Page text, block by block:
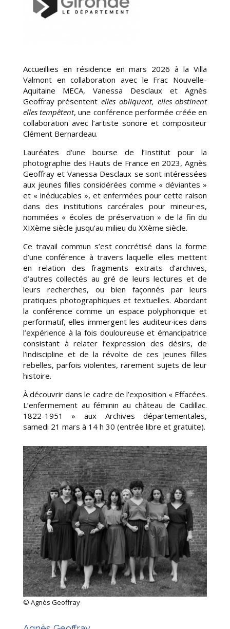
Accueillies en résidence en mars 2026 à la Villa
Valmont en collaboration avec le Frac Nouvelle-
Aquitaine MECA,Vanessa Desclaux et Agnès
Geoffrayprésententelles obliquent, elles obstinent
elles tempêtent, une conférence performée créée en
collaboration avec l’artiste sonore et compositeur
Clément Bernardeau.
Lauréates d’une bourse de l’Institut pour la
photographie des Hauts de France en 2023, Agnès
Geoffray et Vanessa Desclaux se sont intéressées
aux jeunes filles considérées comme « déviantes »
et « inéducables », et enfermées pour cette raison
dans des institutions carcérales pour mineur·es,
nommées « écoles de préservation » de la fin du
XIXème siècle jusqu’au milieu du XXème siècle.
Ce travail commun s’est concrétisé dans la forme
d’une conférence à travers laquelle elles mettent
en relation des fragments extraits d’archives,
d’autres collectés au gré de leurs lectures et de
leurs recherches, ou bien façonnés par leurs
pratiques photographiques et textuelles. Abordant
la conférence comme un espace polyphonique et
performatif, elles immergent les auditeur·ices dans
l’expérience à la fois douloureuse et émancipatrice
consistant à relater l’expression des désirs, de
l’indiscipline et de la révolte de ces jeunes filles
rebelles, parfois violentes, rarement sujets de leur
histoire.
À découvrirdans le cadre de l’exposition « Effacées.
L’enfermement au féminin au château de Cadillac.
1822-1951 » aux Archives départementales,
samedi 21 mars à 14 h 30 (entrée libre et gratuite).
© Agnès Geoffray